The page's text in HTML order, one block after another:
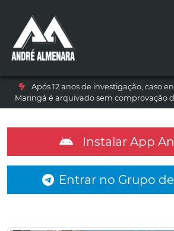
Após 12 anos de investigação, caso
Maringá é arquivado sem comprovação
Instalar App
Entrar no Grupo